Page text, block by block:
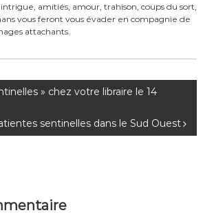
amitiés, amour, trahison, coups du sort,
vous feront vous évader en compagnie de
attachants.
» chez votre libraire le 14
sentinelles dans le Sud Ouest